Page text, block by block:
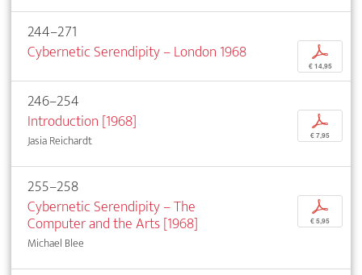
244–271
Cybernetic Serendipity – London 1968
p
€ 14,95
246–254
Introduction [1968]
Jasia Reichardt
p
€ 7,95
255–258
Cybernetic Serendipity – The
Computer and the Arts [1968]
Michael Blee
p
€ 5,95